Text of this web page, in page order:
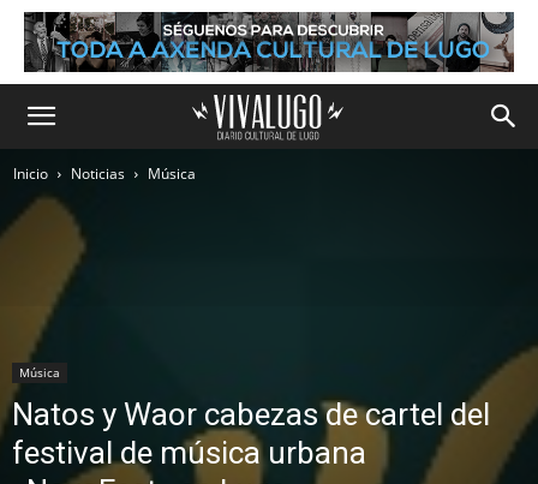
Inicio Noticias Música
Música
Natos y Waor cabezas de cartel del
festival de música urbana